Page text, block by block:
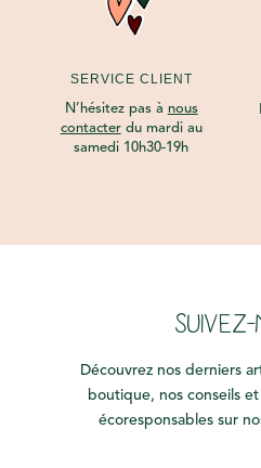
SERVICE CLIENT
N’hésitez pas à nous
contacterdu mardi au
samedi 10h30-19h
SUIVEZ-
Découvrez nos derniers
boutique, nos conseils
écoresponsables sur